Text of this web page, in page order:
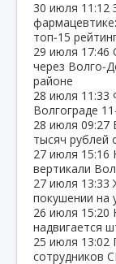
30 июля 11:12
топ‑15
29 июля 17:46
через
районе
28 июля 11:33
Волгограде
28 июля 09:27
тысяч рублей
27 июля 15:16
вертикали
27 июля 13:33
покушении на
26 июля 15:20
надвигается
25 июля 13:02
сотрудников